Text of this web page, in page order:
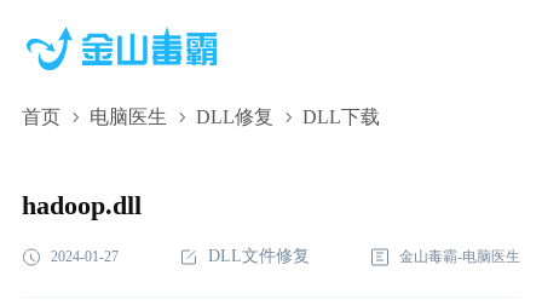
首页 电脑医生 DLL修复 DLL下载
hadoop.dll,hadoop.dll下载,hadoop.dll修复
hadoop.dll
2024-01-27 DLL文件修复 金山毒霸-电脑医生